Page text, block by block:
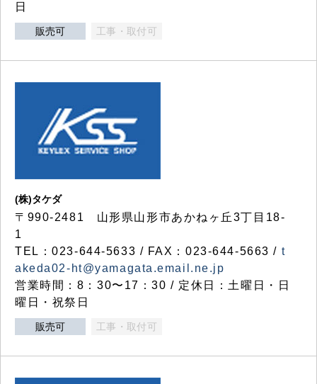
日
販売可 工事・取付可
(株)タケダ
〒990-2481 山形県山形市あかねヶ丘3丁目18-
1
TEL：023-644-5633 / FAX：023-644-5663 / t
akeda02-ht@yamagata.email.ne.jp
営業時間：8：30〜17：30 / 定休日：土曜日・日
曜日・祝祭日
販売可 工事・取付可